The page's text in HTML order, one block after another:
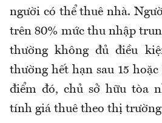
người có thể thuê nhà.
trên 80% mức thu nhập
thường không đủ điều
thường hết hạn sau 15
điểm đó, chủ sở hữu tòa
tính giá thuê theo thị